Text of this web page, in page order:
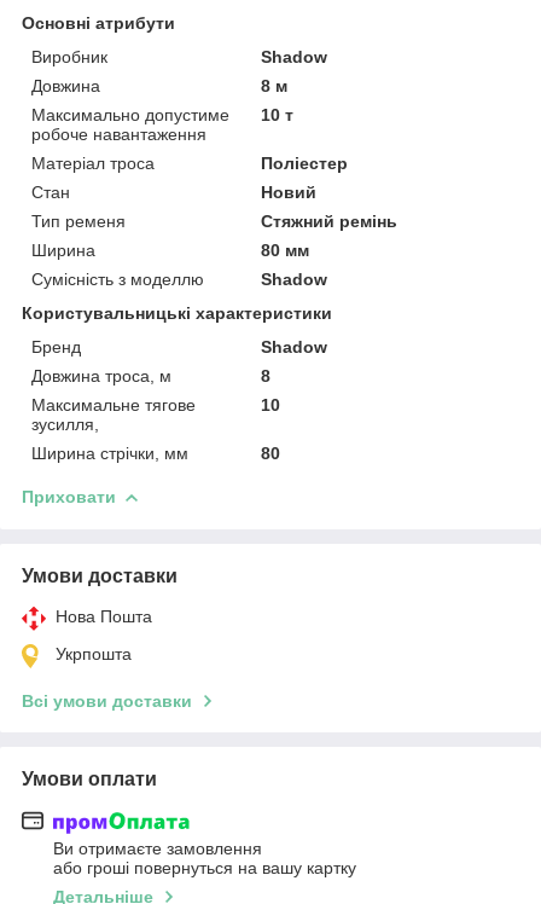
Основні атрибути
Виробник
Shadow
Довжина
8 м
Максимально допустиме
робоче навантаження
10 т
Матеріал троса
Поліестер
Стан
Новий
Тип ременя
Стяжний ремінь
Ширина
80 мм
Сумісність з моделлю
Shadow
Користувальницькі характеристики
Бренд
Shadow
Довжина троса, м
8
Максимальне тягове
зусилля,
10
Ширина стрічки, мм 80
Приховати
Умови доставки
Нова Пошта
Укрпошта
Всі умови доставки
Умови оплати
Ви отримаєте замовлення
або гроші повернуться на вашу картку
Детальніше